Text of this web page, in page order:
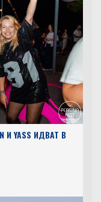
И YASS ИДВАТ В